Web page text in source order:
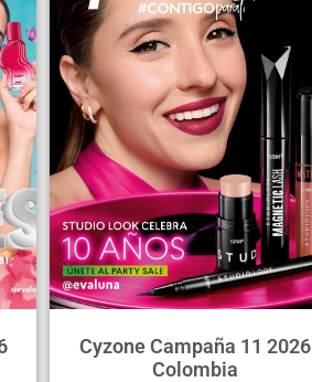
Cyzone Campaña 11 2026
Colombia